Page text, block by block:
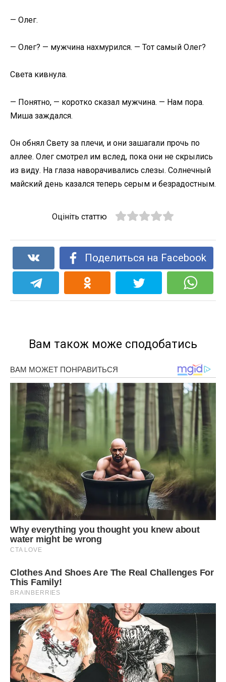
— Олег.
— Олег? — мужчина нахмурился. — Тот самый Олег?
Света кивнула.
— Понятно, — коротко сказал мужчина. — Нам пора.
Миша заждался.
Он обнял Свету за плечи, и они зашагали прочь по
аллее. Олег смотрел им вслед, пока они не скрылись
из виду. На глаза наворачивались слезы. Солнечный
майский день казался теперь серым и безрадостным.
Оцініть статтю
Поделиться на Facebook
Вам також може сподобатись